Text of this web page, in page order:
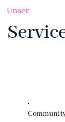
Unser